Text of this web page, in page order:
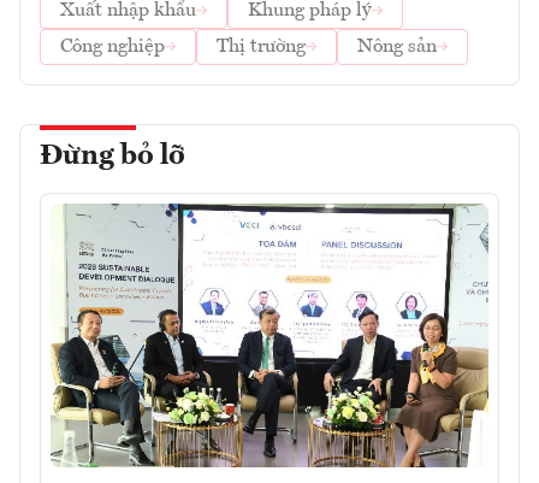
Xuất nhập khẩu
Khung pháp lý
Công nghiệp
Thị trường Nông sản
Đừng bỏ lỡ